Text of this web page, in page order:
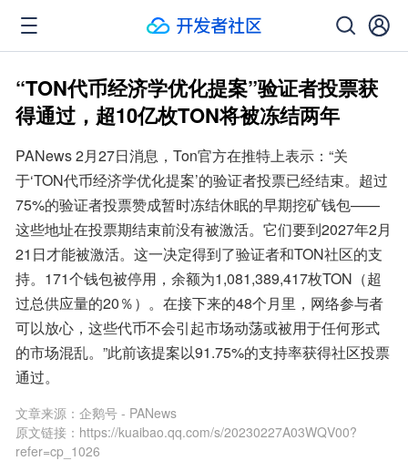
“TON代币经济学优化提案”验证者投票获
得通过，超10亿枚TON将被冻结两年
PANews 2月27日消息，Ton官方在推特上表示：“关
于‘TON代币经济学优化提案’的验证者投票已经结束。超过
75%的验证者投票赞成暂时冻结休眠的早期挖矿钱包——
这些地址在投票期结束前没有被激活。它们要到2027年2月
21日才能被激活。这一决定得到了验证者和TON社区的支
持。171个钱包被停用，余额为1,081,389,417枚TON（超
过总供应量的20％）。在接下来的48个月里，网络参与者
可以放心，这些代币不会引起市场动荡或被用于任何形式
的市场混乱。”此前该提案以91.75%的支持率获得社区投票
通过。
文章来源： 企鹅号 - PANews
原文链接： https://kuaibao.qq.com/s/20230227A03WQV00?
refer=cp_1026